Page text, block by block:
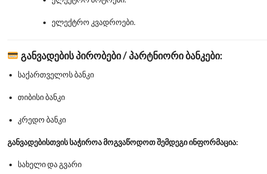
ელექტრო კვადროები.
განვადების პირობები / პარტნიორი ბანკები:
საქართველოს ბანკი
თიბისი ბანკი
კრედო ბანკი
განვადებისთვის საჭიროა მოგვაწოდოთ შემდეგი ინფორმაცია:
სახელი და გვარი